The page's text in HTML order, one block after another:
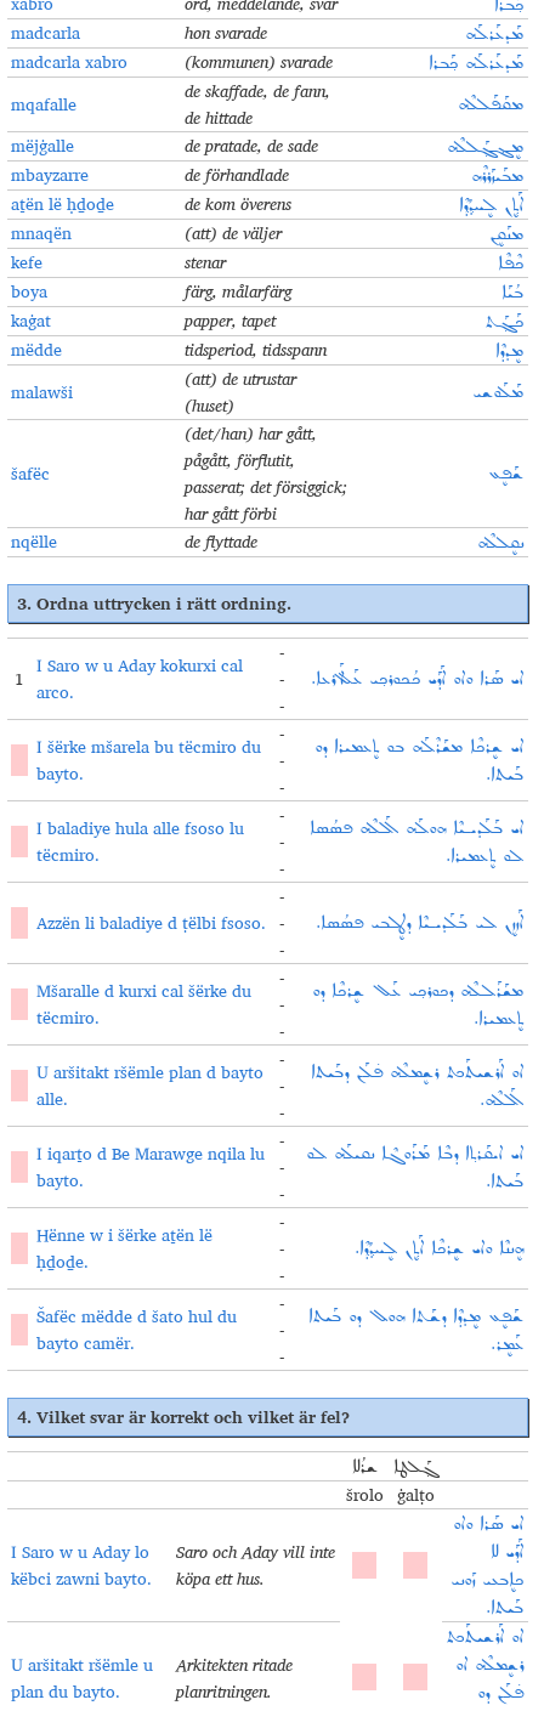
madcarla hon svarade ܡܰܕܥܰܪܠܰܗ
madcarla xabro (kommunen) svarade ܡܰܕܥܰܪܠܰܗ ܟ݂ܰܒܪܐ
mqafalle
de skaffade, de fann,
de hittade
ܡܩܰܦܰܠܠܶܗ
mëjġalle de pratade, de sade ܡܷܔܓ݂ܰܠܠܶܗ
mbayzarre de förhandlade ܡܒܰܝܙܰܪܪܶܗ
aṯën lë ḥḏoḏe de kom överens ܐܰܬ݂ܷܢ ܠܷܚܕ݂ܳܕ݂ܶܐ
mnaqën (att) de väljer ܡܢܰܩܷܢ
kefe stenar ܟܶܦܶܐ
boya färg, målarfärg ܒܳܝܰܐ
kaġat papper, tapet ܟܰܓ݂ܰܬ
mëdde tidsperiod, tidsspann ܡܷܕܕܶܐ
malawši (att) de utrustar
(huset) ܡܰܠܰܘܫܝ
šafëc
(det/han) har gått,
pågått, förflutit,
passerat; det försiggick;
har gått förbi
ܫܰܦܷܥ
nqëlle de flyttade ܢܩܷܠܠܶܗ
3. Ordna uttrycken i rätt ordning.
1 I Saro w u Aday kokurxi cal
arco.
-
-
-
ܐܝ ܣܰܪܐ ܘܐܘ ܐܰܕܰܝ ܟܳܟܘܪܟ݂ܝ ܥܰܠ ܐܰܪܥܐ.
I šërke mšarela bu tëcmiro du
bayto.
-
-
-
ܐܝ ܫܷܪܟܶܐ ܡܫܰܪܶܠܰܗ ܒܘ ܬܷܥܡܝܪܐ ܕܘ
ܒܰܝܬܐ.
I baladiye hula alle fsoso lu
tëcmiro.
-
-
-
ܐܝ ܒܰܠܰܕܝـܝܶܐ ܗܘܠܰܗ ܐܰܠܠܶܗ ܦܣܳܣܐ
ܠܘ ܬܷܥܡܝܪܐ.
Azzën li baladiye d ṭëlbi fsoso.
-
-
-
ܐܰܙܙܷܢ ܠܝ ܒܰܠܰܕܝـܝܶܐ ܕܛܷܠܒܝ ܦܣܳܣܐ.
Mšaralle d kurxi cal šërke du
tëcmiro.
-
-
-
ܡܫܰܪܰܠܠܶܗ ܕܟܘܪܟ݂ܝ ܥܰܠ ܫܷܪܟܶܐ ܕܘ
ܬܷܥܡܝܪܐ.
U aršitakt ršëmle plan d bayto
alle.
-
-
-
ܐܘ ܐܰܪܫܝܬܰܟܬ ܪܫܷܡܠܶܗ ܦ̇ܠܰܢ ܕܒܰܝܬܐ
ܐܰܠܠܶܗ.
I iqarṯo d Be Marawge nqila lu
bayto.
-
-
-
ܐܝ ܐܝܩܰܪܬ݂ܐ ܕܒܶܐ ܡܰܪܰܘܓܶܐ ܢܩܝܠܰܗ ܠܘ
ܒܰܝܬܐ.
Hënne w i šërke aṯën lë
ḥḏoḏe.
-
-
-
ܗܷܢܢܶܐ ܘܐܝ ܫܷܪܟܶܐ ܐܰܬ݂ܷܢ ܠܷܚܕ݂ܳܕ݂ܶܐ.
Šafëc mëdde d šato hul du
bayto camër.
-
-
-
ܫܰܦܷܥ ܡܷܕܕܶܐ ܕܫܰܬܐ ܗܘܠ ܕܘ ܒܰܝܬܐ
ܥܰܡܷܪ.
4. Vilket svar är korrekt och vilket är fel?
ܫܪܳܠܐ ܓ݂ܰܠܛܐ
šrolo ġalṭo
I Saro w u Aday lo
këbci zawni bayto.
Saro och Aday vill inte
köpa ett hus.
ܐܝ ܣܰܪܐ ܘܐܘ
ܐܰܕܰܝ ܠܐ
ܟܐܷܒܥܝ ܙܰܘܢܝ
ܒܰܝܬܐ.
U aršitakt ršëmle u
plan du bayto.
Arkitekten ritade
planritningen.
ܐܘ ܐܰܪܫܝܬܰܟܬ
ܪܫܷܡܠܶܗ ܐܘ
ܦ̇ܠܰܢ ܕܘ